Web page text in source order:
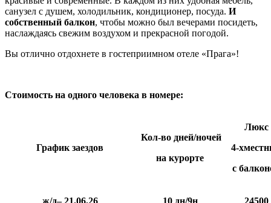
санузел с душем, холодильник, кондиционер, посуда. И
собственный балкон, чтобы можно был вечерами посидеть,
наслаждаясь свежим воздухом и прекрасной погодой.
Вы отлично отдохнете в гостеприимном отеле «Прага»!
Стоимость на одного человека в номере:
График заездов
Кол-во дней/ночей
на курорте
Люкс
4-
с
ж/д– 21.06.26 10 дн/9н 24500